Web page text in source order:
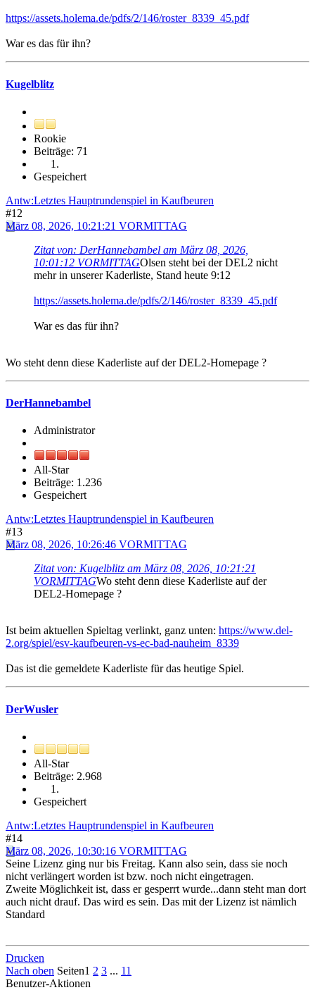
https://assets.holema.de/pdfs/2/146/roster_8339_45.pdf
War es das für ihn?
Kugelblitz
Rookie
Beiträge: 71
Gespeichert
Antw:Letztes Hauptrundenspiel in Kaufbeuren
#12
März 08, 2026, 10:21:21 VORMITTAG
Zitat von: DerHannebambel am März 08, 2026,
10:01:12 VORMITTAGOlsen steht bei der DEL2 nicht
mehr in unserer Kaderliste, Stand heute 9:12
https://assets.holema.de/pdfs/2/146/roster_8339_45.pdf
War es das für ihn?
Wo steht denn diese Kaderliste auf der DEL2-Homepage ?
DerHannebambel
Administrator
All-Star
Beiträge: 1.236
Gespeichert
Antw:Letztes Hauptrundenspiel in Kaufbeuren
#13
März 08, 2026, 10:26:46 VORMITTAG
Zitat von: Kugelblitz am März 08, 2026, 10:21:21
VORMITTAGWo steht denn diese Kaderliste auf der
DEL2-Homepage ?
Ist beim aktuellen Spieltag verlinkt, ganz unten: https://www.del-
2.org/spiel/esv-kaufbeuren-vs-ec-bad-nauheim_8339
Das ist die gemeldete Kaderliste für das heutige Spiel.
DerWusler
All-Star
Beiträge: 2.968
Gespeichert
Antw:Letztes Hauptrundenspiel in Kaufbeuren
#14
März 08, 2026, 10:30:16 VORMITTAG
Seine Lizenz ging nur bis Freitag. Kann also sein, dass sie noch
nicht verlängert worden ist bzw. noch nicht eingetragen.
Zweite Möglichkeit ist, dass er gesperrt wurde...dann steht man dort
auch nicht drauf. Das wird es sein. Das mit der Lizenz ist nämlich
Standard
Drucken
Nach oben Seiten1 2 3 ... 11
Benutzer-Aktionen